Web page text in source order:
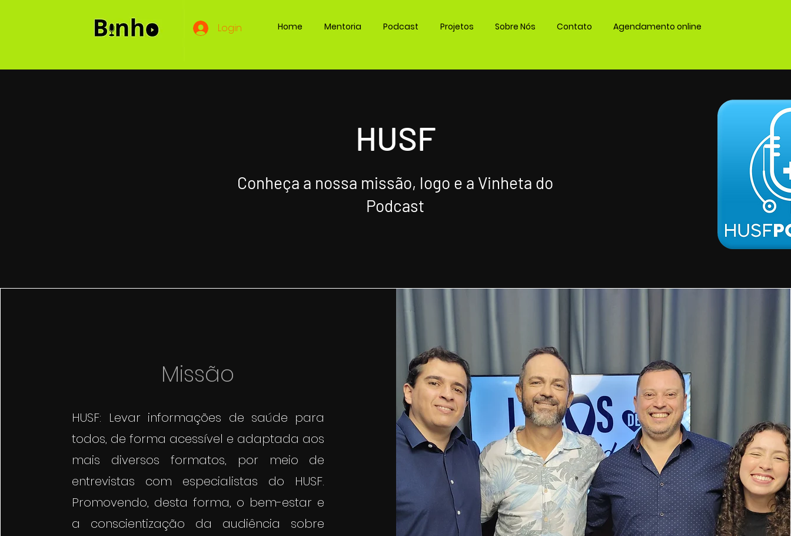
Login Home Mentoria Podcast Projetos Sobre Nós Contato Agendamento online
HUSF
Conheça a nossa missão, logo e a Vinheta do
Podcast
Missão
HUSF: Levar informações de saúde para
todos, de forma acessível e adaptada aos
mais diversos formatos, por meio de
entrevistas com especialistas do HUSF.
Promovendo, desta forma, o bem-estar e
a conscientização da audiência sobre